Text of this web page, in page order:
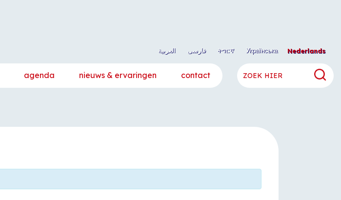
Nederlands العربية فارسی ትግርኛ Українська
agenda nieuws & ervaringen contact